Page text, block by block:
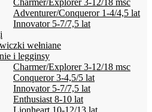
Charmer/Explorer 3-12/18 msc
Adventurer/Conqueror 1-4/4,5 lat
Innovator 5-7/7,5 lat
wełniane
i legginsy
Charmer/Explorer 3-12/18 msc
Conqueror 3-4,5/5 lat
Innovator 5-7/7,5 lat
Enthusiast 8-10 lat